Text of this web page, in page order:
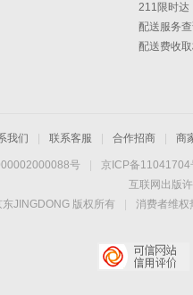
211限时达
配送服务
配送费收
我们 联系客服 合作招商 商
号
京ICP备11041704
互联网出版
东JINGDONG 版权所有 消费者维